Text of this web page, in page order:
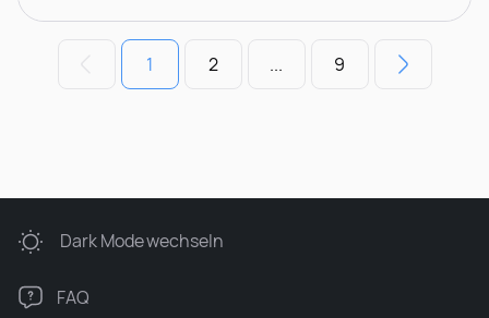
1 2 ... 9
Dark Modewechseln
FAQ